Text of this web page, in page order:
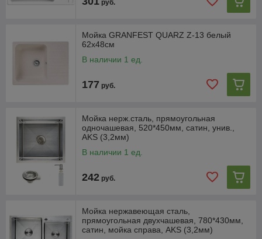
руб.
Мойка GRANFEST QUARZ Z-13 белый
62х48см
В наличии 1 ед.
177 руб.
Мойка нерж.сталь, прямоугольная
одночашевая, 520*450мм, сатин, унив.,
AKS (3,2мм)
В наличии 1 ед.
242 руб.
Мойка нержавеющая сталь,
прямоугольная двухчашевая, 780*430мм,
сатин, мойка справа, AKS (3,2мм)